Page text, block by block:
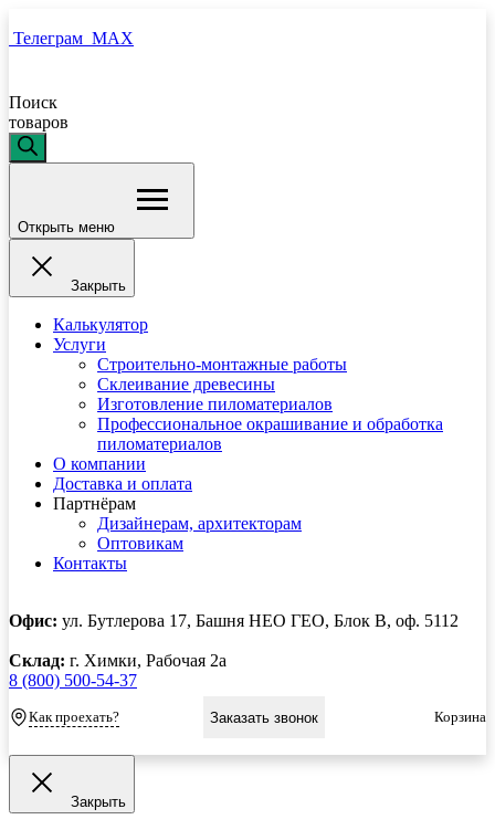
Телеграм MAX
Поиск
товаров
Открыть меню
Закрыть
Калькулятор
Услуги
Строительно-монтажные работы
Склеивание древесины
Изготовление пиломатериалов
Профессиональное окрашивание и обработка
пиломатериалов
О компании
Доставка и оплата
Партнёрам
Дизайнерам, архитекторам
Оптовикам
Контакты
Офис: ул. Бутлерова 17, Башня НЕО ГЕО, Блок В, оф. 5112
Склад: г. Химки, Рабочая 2а
8 (800) 500-54-37
Как проехать? Заказать звонок Корзина
Закрыть